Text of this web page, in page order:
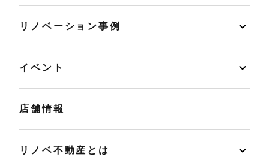
リノベーション事例
イベント
店舗情報
リノベ不動産とは